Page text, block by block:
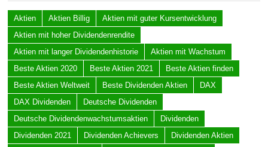
Aktien Aktien Billig
Aktien mit guter Kursentwicklung
Aktien mit hoher Dividendenrendite
Aktien mit langer Dividendenhistorie
Aktien mit Wachstum
Beste Aktien 2020
Beste Aktien 2021
Beste Aktien finden
Beste Aktien Weltweit
Beste Dividenden Aktien
DAX
DAX Dividenden
Deutsche Dividenden
Deutsche Dividendenwachstumsaktien
Dividenden
Dividenden 2021
Dividenden Achievers
Dividenden Aktien